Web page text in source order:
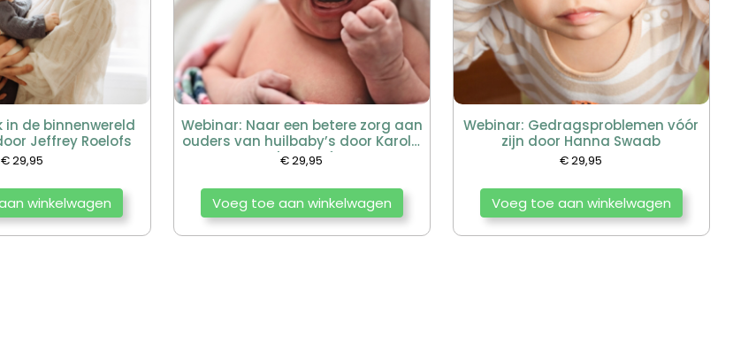
in de binnenwereld
Jeffrey Roelofs
€29,95
winkelwagen
Webinar: Naar een betere zorg aan
ouders van huilbaby’s door Karola
de Graaf
€29,95
Voeg toe aan winkelwagen
Webinar: Gedragsproblemen vóór
zijn door Hanna Swaab
€29,95
Voeg toe aan winkelwagen